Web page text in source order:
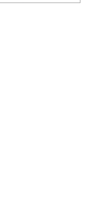
ら性被害！？←コレマジ